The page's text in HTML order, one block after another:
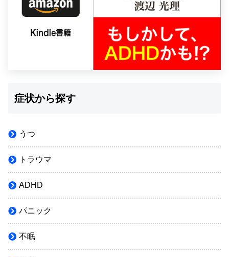
症状から探す
うつ
トラウマ
ADHD
パニック
不眠